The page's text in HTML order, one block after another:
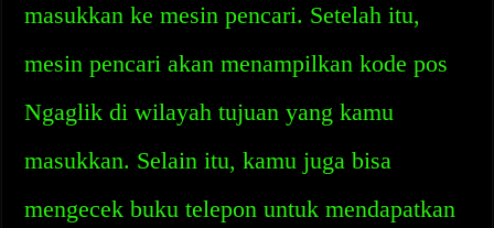
masukkan ke mesin pencari. Setelah itu,
mesin pencari akan menampilkan kode pos
Ngaglik di wilayah tujuan yang kamu
masukkan. Selain itu, kamu juga bisa
mengecek buku telepon untuk mendapatkan